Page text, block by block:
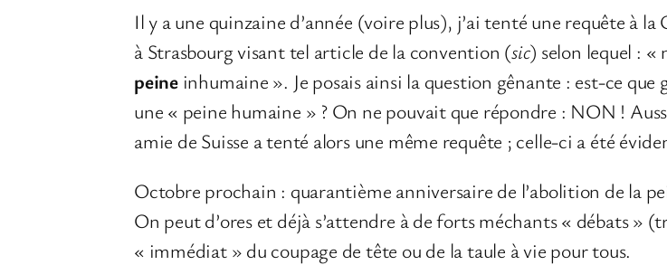
Il y a une quinzaine d’année (voire plus), j’ai tenté une requête à
à Strasbourg visant tel article de la convention (sic) selon lequel :
peineinhumaine ». Je posais ainsi la question gênante : est-ce que
une « peine humaine » ? On ne pouvait que répondre : NON !
amie de Suisse a tenté alors une même requête ; celle-ci a été
Octobre prochain : quarantième anniversaire de l’abolition de la
On peut d’ores et déjà s’attendre à de forts méchants « débats »
« immédiat » du coupage de tête ou de la taule à vie pour tous.